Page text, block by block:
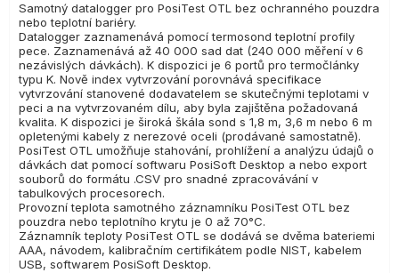
Samotný datalogger pro PosiTest OTL bez ochranného pouzdra
nebo teplotní bariéry.
Datalogger zaznamenává pomocí termosond teplotní profily
pece. Zaznamenává až 40 000 sad dat (240 000 měření v 6
nezávislých dávkách). K dispozici je 6 portů pro termočlánky
typu K. Nově index vytvrzování porovnává specifikace
vytvrzování stanovené dodavatelem se skutečnými teplotami v
peci a na vytvrzovaném dílu, aby byla zajištěna požadovaná
kvalita. K dispozici je široká škála sond s 1,8 m, 3,6 m nebo 6 m
opletenými kabely z nerezové oceli (prodávané samostatně).
PosiTest OTL umožňuje stahování, prohlížení a analýzu údajů o
dávkách dat pomocí softwaru PosiSoft Desktop a nebo export
souborů do formátu .CSV pro snadné zpracovávání v
tabulkových procesorech.
Provozní teplota samotného záznamníku PosiTest OTL bez
pouzdra nebo teplotního krytu je 0 až 70°C.
Záznamník teploty PosiTest OTL se dodává se dvěma bateriemi
AAA, návodem, kalibračním certifikátem podle NIST, kabelem
USB, softwarem PosiSoft Desktop.